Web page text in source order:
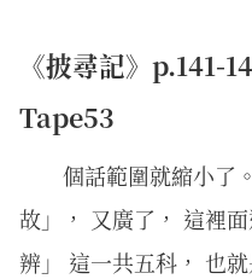
《披尋記》p.141-
Tape53
個話範圍就縮小了
故」， 又廣了， 這裡
辨」 這一共五科， 也